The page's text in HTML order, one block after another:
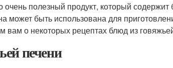
очень полезный продукт, который
может быть использована для
вам о некоторых рецептах блюд из
печени